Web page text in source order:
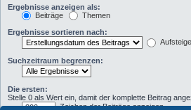
Ergebnisse anzeigen als:
Beiträge
Themen
Ergebnisse sortieren nach:
Suchzeitraum begrenzen:
Die ersten:
Stelle 0 als Wert ein, damit der komplette Beitrag
Zeichen der Beiträge anzeigen